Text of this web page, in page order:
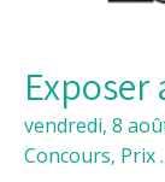
Exposer
vendredi, 8
Concours, Prix